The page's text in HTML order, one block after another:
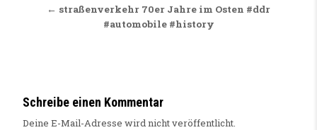
← straßenverkehr 70er Jahre im Osten #ddr
#automobile #history
Schreibe einen Kommentar
Deine E-Mail-Adresse wird nicht veröffentlicht.